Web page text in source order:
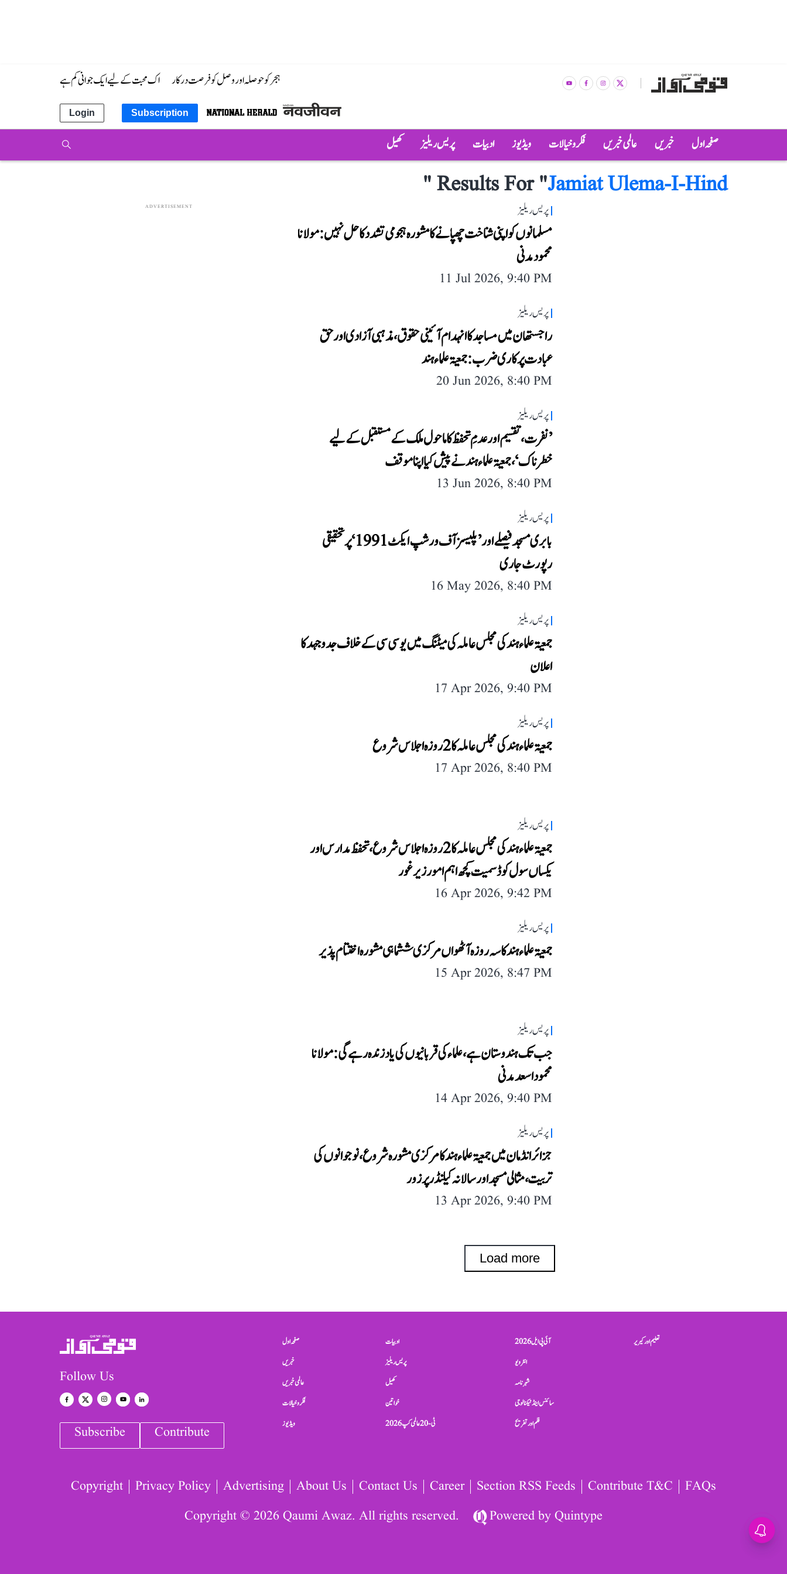
ہجر کو حوصلہ اور وصل کو فرصت درکار اک محبت کے لیے ایک جوانی کم ہے
Subscription
Login
صفحہ اول خبریں عالمی خبریں فکر و خیالات ویڈیوز ادبیات پریس ریلیز کھیل
Results For "Jamiat Ulema-I-Hind
"
پریس ریلیز
مسلمانوں کو اپنی شناخت چھپانے کا مشورہ ہجومی تشدد کا حل نہیں: مولانا
محمود مدنی
11 Jul 2026, 9:40 PM
پریس ریلیز
راجستھان میں مساجد کا انہدام آئینی حقوق، مذہبی آزادی اور حق
عبادت پر کاری ضرب: جمعیۃ علماء ہند
20 Jun 2026, 8:40 PM
پریس ریلیز
’نفرت، تقسیم اور عدمِ تحفظ کا ماحول ملک کے مستقبل کے لیے
خطرناک‘، جمعیۃ علماء ہند نے پیش کیا اپنا موقف
13 Jun 2026, 8:40 PM
پریس ریلیز
بابری مسجد فیصلے اور ’پلیسز آف ورشپ ایکٹ 1991‘ پر تحقیقی
رپورٹ جاری
16 May 2026, 8:40 PM
پریس ریلیز
جمعیۃ علماء ہند کی مجلس عاملہ کی میٹنگ میں یو سی سی کے خلاف جدوجہد کا
اعلان
17 Apr 2026, 9:40 PM
پریس ریلیز
جمعیۃ علماء ہند کی مجلس عاملہ کا 2 روزہ اجلاس شروع
17 Apr 2026, 8:40 PM
پریس ریلیز
جمعیۃ علماء ہند کی مجلس عاملہ کا 2 روزہ اجلاس شروع، تحفظ مدارس اور
یکساں سول کوڈ سمیت کچھ اہم امور زیر غور
16 Apr 2026, 9:42 PM
پریس ریلیز
جمعیۃ علماء ہند کا سہ روزہ آٹھواں مرکزی ششماہی مشورہ اختتام پذیر
15 Apr 2026, 8:47 PM
پریس ریلیز
جب تک ہندوستان ہے، علماء کی قربانیوں کی یاد زندہ رہے گی: مولانا
محمود اسعد مدنی
14 Apr 2026, 9:40 PM
پریس ریلیز
جزائر انڈمان میں جمعیۃ علماء ہند کا مرکزی مشورہ شروع، نوجوانوں کی
تربیت، مثالی مسجد اور سالانہ کیلنڈر پر زور
13 Apr 2026, 9:40 PM
Load more
ADVERTISEMENT
Follow Us
Subscribe Contribute
صفحہ اول
خبریں
عالمی خبریں
فکر و خیالات
ویڈیوز
ادبیات
پریس ریلیز
کھیل
خواتین
ٹی-20 عالمی کپ 2026
آئی پی ایل 2026
انٹرویو
شہرنامہ
سائنس اینڈ ٹیکنالوجی
فلم اور تفریح
تعلیم اور کیریر
Copyright Privacy Policy Advertising About Us Contact Us Career Section RSS Feeds Contribute T&C
FAQs
Copyright © 2026 Qaumi Awaz. All rights reserved.
Powered byQuintype